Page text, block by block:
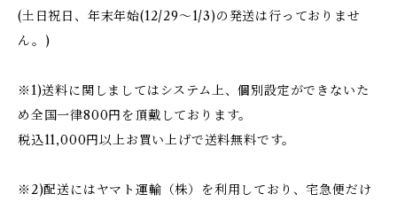
(土日祝日、年末年始(12/29〜1/3)の発送は行っておりませ
ん。)
※1)送料に関しましてはシステム上、個別設定ができないた
め全国一律800円を頂戴しております。
税込11,000円以上お買い上げで送料無料です。
※2)配送にはヤマト運輸（株）を利用しており、宅急便だけ